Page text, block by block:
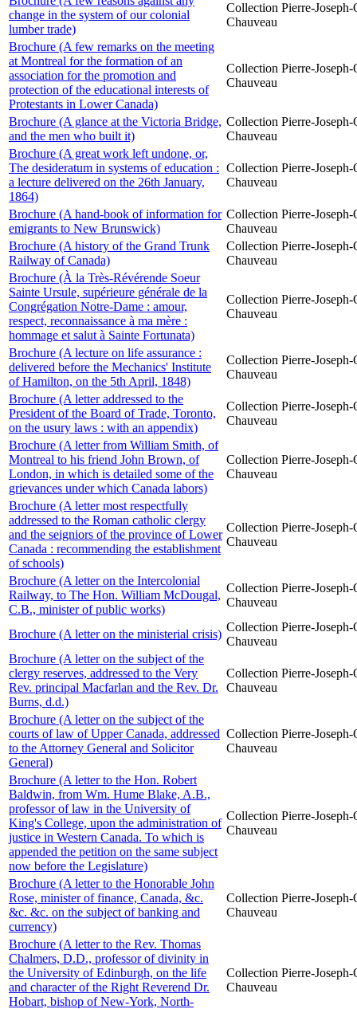
change in the system of our colonial
lumber trade)
Collection Pierre-
Chauveau
Brochure (A few remarks on the meeting
at Montreal for the formation of an
association for the promotion and
protection of the educational interests of
Protestants in Lower Canada)
Collection Pierre-
Chauveau
Brochure (A glance at the Victoria Bridge,
and the men who built it)
Collection Pierre-
Chauveau
Brochure (A great work left undone, or,
The desideratum in systems of education :
a lecture delivered on the 26th January,
1864)
Collection Pierre-
Chauveau
Brochure (A hand-book of information for
emigrants to New Brunswick)
Collection Pierre-
Chauveau
Brochure (A history of the Grand Trunk
Railway of Canada)
Collection Pierre-
Chauveau
Brochure (À la Très-Révérende Soeur
Sainte Ursule, supérieure générale de la
Congrégation Notre-Dame : amour,
respect, reconnaissance à ma mère :
hommage et salut à Sainte Fortunata)
Collection Pierre-
Chauveau
Brochure (A lecture on life assurance :
delivered before the Mechanics' Institute
of Hamilton, on the 5th April, 1848)
Collection Pierre-
Chauveau
Brochure (A letter addressed to the
President of the Board of Trade, Toronto,
on the usury laws : with an appendix)
Collection Pierre-
Chauveau
Brochure (A letter from William Smith, of
Montreal to his friend John Brown, of
London, in which is detailed some of the
grievances under which Canada labors)
Collection Pierre-
Chauveau
Brochure (A letter most respectfully
addressed to the Roman catholic clergy
and the seigniors of the province of Lower
Canada : recommending the establishment
of schools)
Collection Pierre-
Chauveau
Brochure (A letter on the Intercolonial
Railway, to The Hon. William McDougal,
C.B., minister of public works)
Collection Pierre-
Chauveau
Brochure (A letter on the ministerial crisis)
Collection Pierre-
Chauveau
Brochure (A letter on the subject of the
clergy reserves, addressed to the Very
Rev. principal Macfarlan and the Rev. Dr.
Burns, d.d.)
Collection Pierre-
Chauveau
Brochure (A letter on the subject of the
courts of law of Upper Canada, addressed
to the Attorney General and Solicitor
General)
Collection Pierre-
Chauveau
Brochure (A letter to the Hon. Robert
Baldwin, from Wm. Hume Blake, A.B.,
professor of law in the University of
King's College, upon the administration of
justice in Western Canada. To which is
appended the petition on the same subject
now before the Legislature)
Collection Pierre-
Chauveau
Brochure (A letter to the Honorable John
Rose, minister of finance, Canada, &c.
&c. &c. on the subject of banking and
currency)
Collection Pierre-
Chauveau
Brochure (A letter to the Rev. Thomas
Chalmers, D.D., professor of divinity in
the University of Edinburgh, on the life
and character of the Right Reverend Dr.
Hobart, bishop of New-York, North-
Collection Pierre-
Chauveau